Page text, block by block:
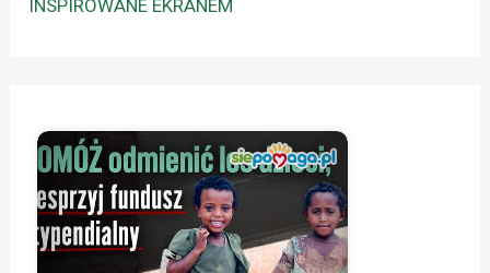
INSPIROWANE EKRANEM